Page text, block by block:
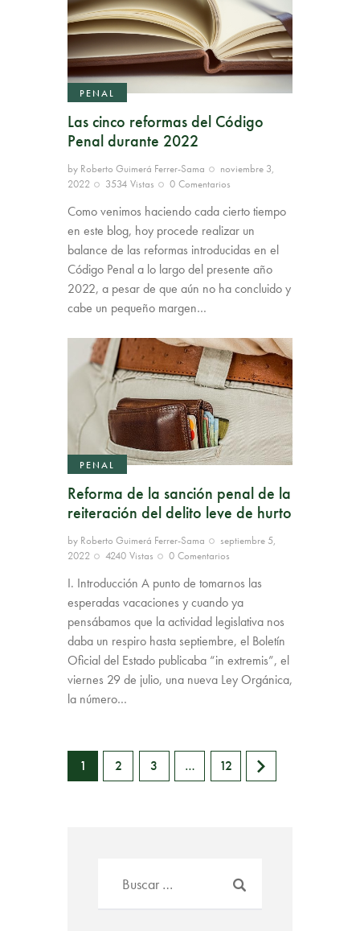
PENAL
Las cinco reformas del Código
Penal durante 2022
by Roberto Guimerá Ferrer-Sama
noviembre 3,
2022
3534 Vistas 0 Comentarios
Como venimos haciendo cada cierto tiempo
en este blog, hoy procede realizar un
balance de las reformas introducidas en el
Código Penal a lo largo del presente año
2022, a pesar de que aún no ha concluido y
cabe un pequeño margen…
PENAL
Reforma de la sanción penal de la
reiteración del delito leve de hurto
by Roberto Guimerá Ferrer-Sama
septiembre 5,
2022
4240 Vistas 0 Comentarios
I. Introducción A punto de tomarnos las
esperadas vacaciones y cuando ya
pensábamos que la actividad legislativa nos
daba un respiro hasta septiembre, el Boletín
Oficial del Estado publicaba “in extremis”, el
viernes 29 de julio, una nueva Ley Orgánica,
la número…
1 2 3 … 12